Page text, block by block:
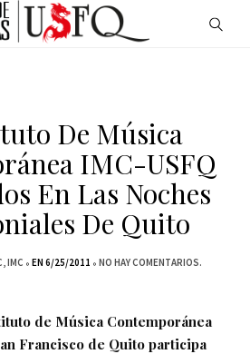
De Música
IMC-USFQ
En Las Noches
De Quito
IMC EN 6/25/2011 NO HAY COMENTARIOS.
de Música Contemporánea
Francisco de Quito participa